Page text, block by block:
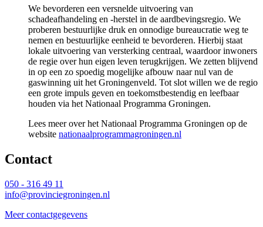
We bevorderen een versnelde uitvoering van
schadeafhandeling en -herstel in de aardbevingsregio. We
proberen bestuurlijke druk en onnodige bureaucratie weg te
nemen en bestuurlijke eenheid te bevorderen. Hierbij staat
lokale uitvoering van versterking centraal, waardoor inwoners
de regie over hun eigen leven terugkrijgen. We zetten blijvend
in op een zo spoedig mogelijke afbouw naar nul van de
gaswinning uit het Groningenveld. Tot slot willen we de regio
een grote impuls geven en toekomstbestendig en leefbaar
houden via het Nationaal Programma Groningen.
Lees meer over het Nationaal Programma Groningen op de
website nationaalprogrammagroningen.nl
Contact
050 - 316 49 11
info@provinciegroningen.nl
Meer contactgegevens